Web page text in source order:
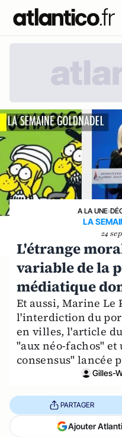
A LA UNE›
LA
24
L'étrange
variable de la
médiatique
Et aussi, Marine Le
l'interdiction du
en villes, l'article
"aux néo-fachos"
consensus" lancée
Gilles-
PARTAGER
Ajouter